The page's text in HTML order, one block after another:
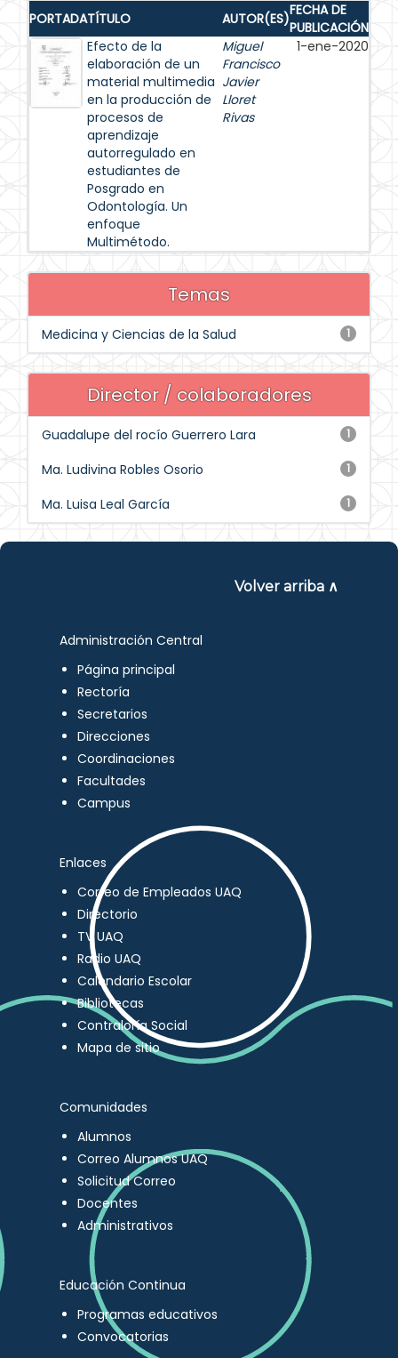
PORTADATÍTULO AUTOR(ES)FECHA DE
PUBLICACIÓN
Efecto de la
elaboración de un
material multimedia
en la producción de
procesos de
aprendizaje
autorregulado en
estudiantes de
Posgrado en
Odontología. Un
enfoque
Multimétodo.
Miguel
Francisco
Javier
Lloret
Rivas
1-ene-2020
Temas
1
Medicina y Ciencias de la Salud
Director / colaboradores
1
Guadalupe del rocío Guerrero Lara
1
Ma. Ludivina Robles Osorio
1
Ma. Luisa Leal García
Volver arriba ∧
Administración Central
Página principal
Rectoría
Secretarios
Direcciones
Coordinaciones
Facultades
Campus
Enlaces
Correo de Empleados UAQ
Directorio
TV UAQ
Radio UAQ
Calendario Escolar
Bibliotecas
Contraloría Social
Mapa de sitio
Comunidades
Alumnos
Correo Alumnos UAQ
Solicitud Correo
Docentes
Administrativos
Educación Continua
Programas educativos
Convocatorias